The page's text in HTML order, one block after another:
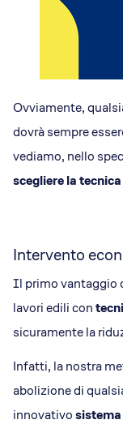
Ovviamente,
dovrà sempre
vediamo, nello
scegliere la
Intervento
Il primo vantaggio
lavori edili con
sicuramente la
Infatti, la nostra
abolizione di
innovativosistema